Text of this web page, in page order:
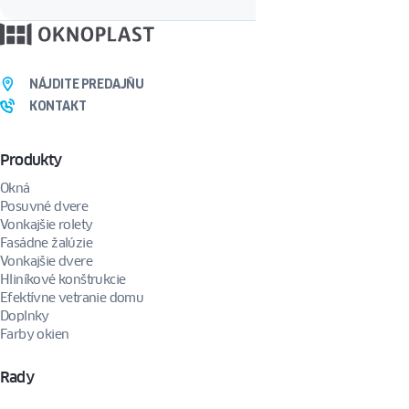
alebo telefonicky za účelom vybavenia Vašej požiadavky. Svoj súhlas môžete
kedykoľvek odvolať zaslaním žiadosti na nasledujúcu adresu:
Produkty
Okná
Posuvné dvere
Vonkajšie rolety
Fasádne žalúzie
Vonkajšie dvere
Hliníkové konštrukcie
Efektívne vetranie domu
Doplnky
Farby okien
Rady
NÁJDITE PREDAJŇU
KONTAKT